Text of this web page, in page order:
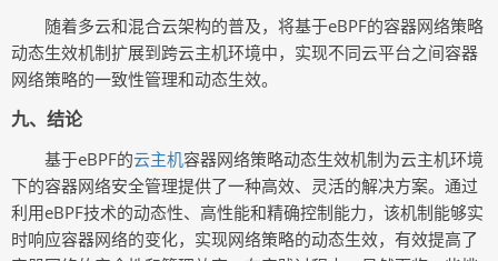
随着多云和混合云架构的普及，将基于eBPF的容器网络策略
动态生效机制扩展到跨云主机环境中，实现不同云平台之间容器
网络策略的一致性管理和动态生效。
九、结论
基于eBPF的云主机容器网络策略动态生效机制为云主机环境
下的容器网络安全管理提供了一种高效、灵活的解决方案。通过
利用eBPF技术的动态性、高性能和精确控制能力，该机制能够实
时响应容器网络的变化，实现网络策略的动态生效，有效提高了